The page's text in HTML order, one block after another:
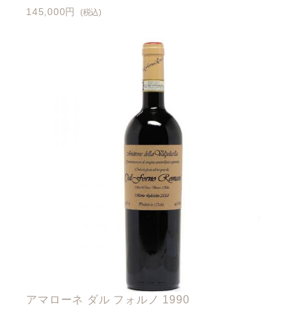
145,000円 (税込)
アマローネ ダル フォルノ 1990